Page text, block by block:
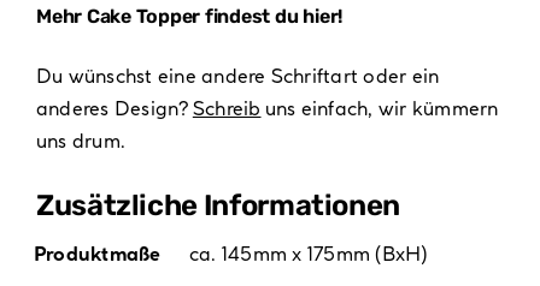
Mehr Cake Topper findest du hier!
Du wünschst eine andere Schriftart oder ein
anderes Design? Schreib uns einfach, wir kümmern
uns drum.
Zusätzliche Informationen
Produktmaße ca. 145mm x 175mm (BxH)